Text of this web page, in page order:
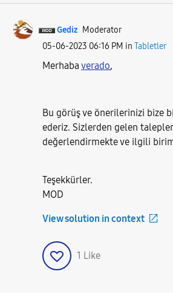
Gediz Moderator
‎05-06-2023 06:16 PM in Tabletler
Merhaba verado,
Bu görüş ve önerilerinizi bize
ederiz. Sizlerden gelen
değerlendirmekte ve ilgili
Teşekkürler.
MOD
View solution in context
1 Like